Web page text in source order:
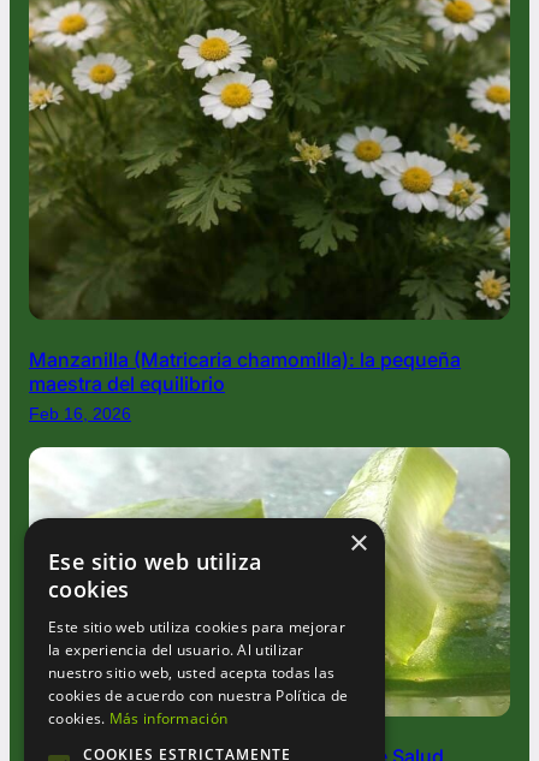
Manzanilla (Matricaria chamomilla): la pequeña
maestra del equilibrio
Feb 16, 2026
×
Ese sitio web utiliza
cookies
Este sitio web utiliza cookies para mejorar
la experiencia del usuario. Al utilizar
nuestro sitio web, usted acepta todas las
cookies de acuerdo con nuestra Política de
cookies. Más información
COOKIES ESTRICTAMENTE